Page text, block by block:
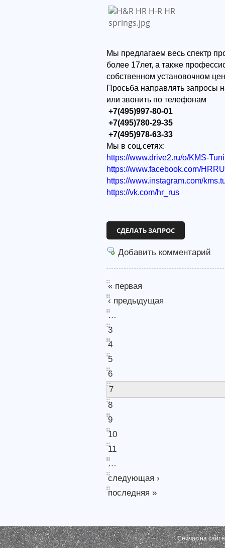
Мы предлагаем весь спектр
более 17лет, а также
собственном установочном
Просьба направлять запросы
или звонить по телефонам
+7(495)997-80-01
+7(495)780-29-35
+7(495)978-63-33
Мы в соц.сетях:
https://www.drive2.ru/o/KMS-
https://www.facebook.com/
https://www.instagram.com/
https://vk.com/hr_rus
СДЕЛАТЬ ЗАПРОС
Добавить комментарий
« первая
‹ предыдущая
…
3
4
5
6
7
8
9
10
11
…
следующая ›
последняя »
Сейчас на